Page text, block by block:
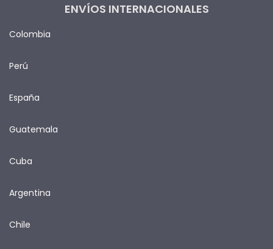
ENVÍOS INTERNACIONALES
Colombia
Perú
España
Guatemala
Cuba
Argentina
Chile